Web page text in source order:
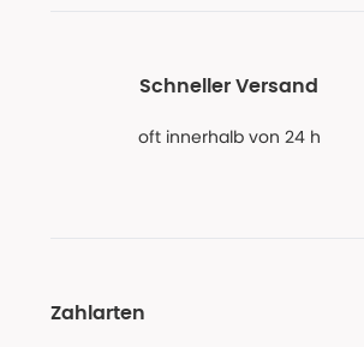
Schneller Versand
oft innerhalb von 24 h
Zahlarten